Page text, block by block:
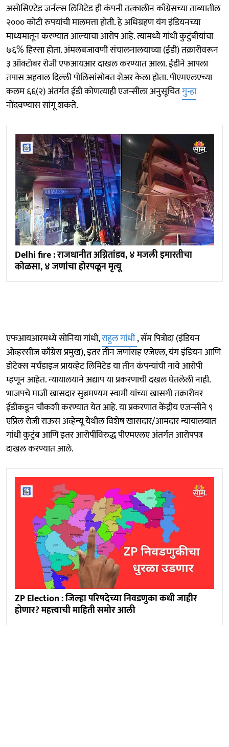
असोसिएटेड जर्नल्स लिमिटेड ही कंपनी तत्कालीन काँग्रेसच्या ताब्यातील
२००० कोटी रुपयांची मालमत्ता होती. हे अधिग्रहण यंग इंडियनच्या
माध्यमातून करण्यात आल्याचा आरोप आहे. त्यामध्ये गांधी कुटुंबीयांचा
७६% हिस्सा होता. अंमलबजावणी संचालनालयाच्या (ईडी) तक्रारीवरून
३ ऑक्टोबर रोजी एफआयआर दाखल करण्यात आला. ईडीने आपला
तपास अहवाल दिल्ली पोलिसांसोबत शेअर केला होता. पीएमएलएच्या
कलम ६६(२) अंतर्गत ईडी कोणत्याही एजन्सीला अनुसूचितगुन्हा
नोंदवण्यास सांगू शकते.
Delhi fire : राजधानीत अग्नितांडव, ४ मजली इमारतीचा
कोळसा, ४ जणांचा होरपळून मृत्यू
एफआयआरमध्ये सोनिया गांधी,राहुल गांधी, सॅम पित्रोदा (इंडियन
ओव्हरसीज काँग्रेस प्रमुख), इतर तीन जणांसह एजेएल, यंग इंडियन आणि
डोटेक्स मर्चंडाइज प्रायव्हेट लिमिटेड या तीन कंपन्यांची नावे आरोपी
म्हणून आहेत. न्यायालयाने अद्याप या प्रकरणाची दखल घेतलेली नाही.
भाजपचे माजी खासदार सुब्रमण्यम स्वामी यांच्या खासगी तक्रारीवर
ईडीकडून चौकशी करण्यात येत आहे. या प्रकरणात केंद्रीय एजन्सीने ९
एप्रिल रोजी राऊस अव्हेन्यू येथील विशेष खासदार/आमदार न्यायालयात
गांधी कुटुंब आणि इतर आरोपींविरुद्ध पीएमएलए अंतर्गत आरोपपत्र
दाखल करण्यात आले.
ZP Election : जिल्हा परिषदेच्या निवडणुका कधी जाहीर
होणार? महत्त्वाची माहिती समोर आली